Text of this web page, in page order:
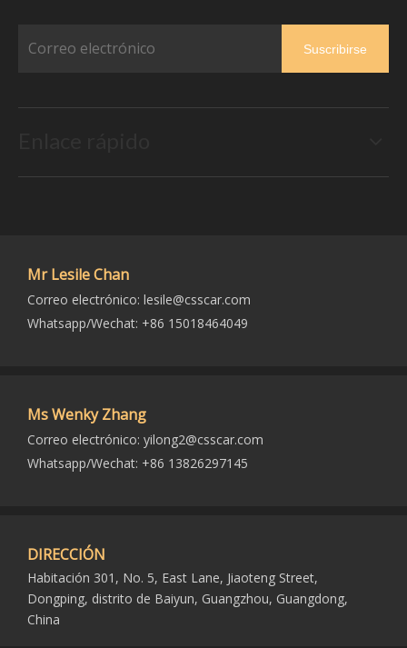
Suscribirse
Mr Lesile Chan
Correo electrónico: lesile@csscar.com
Whatsapp/Wechat: +86 15018464049
Ms Wenky Zhang
Correo electrónico: yilong2@csscar.com
Whatsapp/Wechat: +86 13826297145
DIRECCIÓN
Habitación 301, No. 5, East Lane, Jiaoteng Street,
Dongping, distrito de Baiyun, Guangzhou, Guangdong,
China